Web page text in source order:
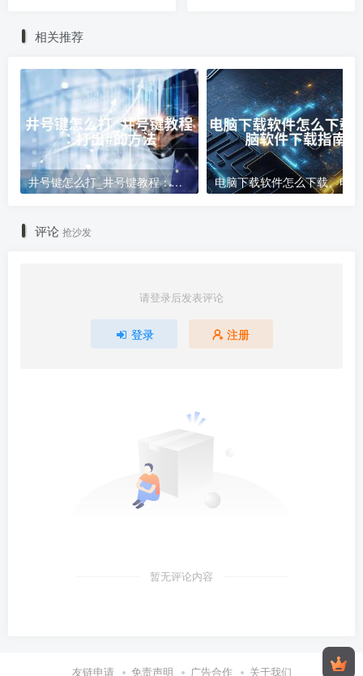
相关推荐
井号键怎么打_井号键教程：打出#的方法
评论 抢沙发
请登录后发表评论
登录 注册
暂无评论内容
友链申请 免责声明 广告合作 关于我们